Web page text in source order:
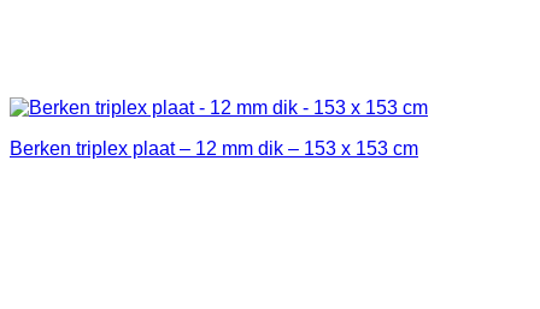
Berken triplex plaat – 12 mm dik – 153 x 153 cm